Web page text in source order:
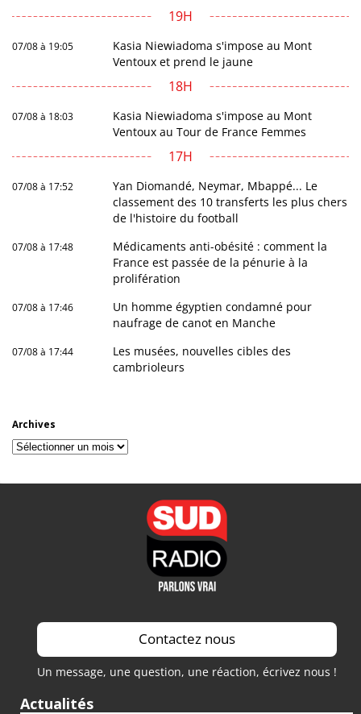
19H
07/08 à 19:05
Kasia Niewiadoma s'impose au Mont
Ventoux et prend le jaune
18H
07/08 à 18:03
Kasia Niewiadoma s'impose au Mont
Ventoux au Tour de France Femmes
17H
07/08 à 17:52
Yan Diomandé, Neymar, Mbappé... Le
classement des 10 transferts les plus chers
de l'histoire du football
07/08 à 17:48
Médicaments anti-obésité : comment la
France est passée de la pénurie à la
prolifération
07/08 à 17:46
Un homme égyptien condamné pour
naufrage de canot en Manche
07/08 à 17:44
Les musées, nouvelles cibles des
cambrioleurs
Archives
Archives
Contactez nous
Un message, une question, une réaction, écrivez nous !
Actualités